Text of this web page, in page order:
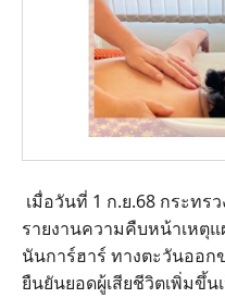
เมื่อวันที่ 1 ก.ย.68 กระท
รายงานความคืบหน้าเหตุ
นันการ์ฮาร์ ทางตะวันออก
ยืนยันยอดผู้เสียชีวิตเพิ่มขึ้น